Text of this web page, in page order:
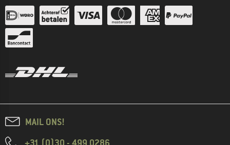
MAIL ONS!